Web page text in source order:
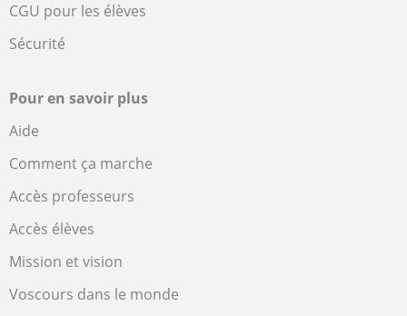
CGU pour les élèves
Sécurité
Pour en savoir plus
Aide
Comment ça marche
Accès professeurs
Accès élèves
Mission et vision
Voscours dans le monde